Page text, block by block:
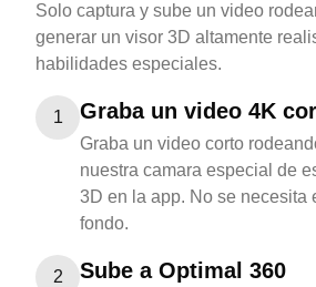
Solo captura y sube un video
generar un visor 3D altamente
habilidades especiales.
1 Graba un video 4K
Graba un video corto
nuestra camara especial de
3D en la app. No se necesita
fondo.
2 Sube a Optimal 360